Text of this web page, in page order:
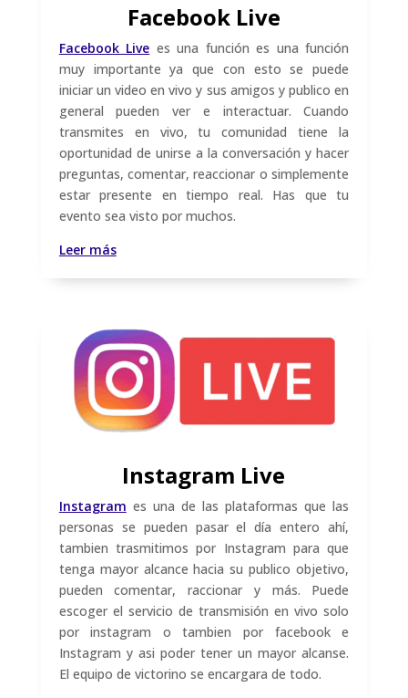
Facebook Live
Facebook Live es una función es una función
muy importante ya que con esto se puede
iniciar un video en vivo y sus amigos y publico en
general pueden ver e interactuar.Cuando
transmites en vivo, tu comunidad tiene la
oportunidad de unirse a la conversación y hacer
preguntas, comentar, reaccionar o simplemente
estar presente en tiempo real. Has que tu
evento sea visto por muchos.
Leer más
Instagram Live
Instagram es una de las plataformas que las
personas se pueden pasar el día entero ahí,
tambien trasmitimos por Instagram para que
tenga mayor alcance hacia su publico objetivo,
pueden comentar, raccionar y más. Puede
escoger el servicio de transmisión en vivo solo
por instagram o tambien por facebook e
Instagram y asi poder tener un mayor alcanse.
El equipo de victorino se encargara de todo.